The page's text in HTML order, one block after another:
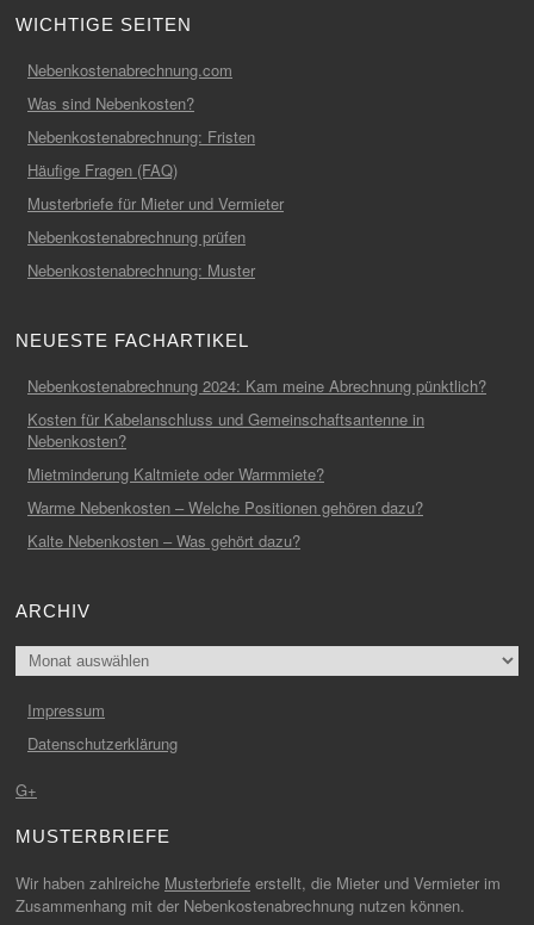
WICHTIGE SEITEN
Nebenkostenabrechnung.com
Was sind Nebenkosten?
Nebenkostenabrechnung: Fristen
Häufige Fragen (FAQ)
Musterbriefe für Mieter und Vermieter
Nebenkostenabrechnung prüfen
Nebenkostenabrechnung: Muster
NEUESTE FACHARTIKEL
Nebenkostenabrechnung 2024: Kam meine Abrechnung pünktlich?
Kosten für Kabelanschluss und Gemeinschaftsantenne in
Nebenkosten?
Mietminderung Kaltmiete oder Warmmiete?
Warme Nebenkosten – Welche Positionen gehören dazu?
Kalte Nebenkosten – Was gehört dazu?
ARCHIV
Archiv
Impressum
Datenschutzerklärung
G+
MUSTERBRIEFE
Wir haben zahlreiche Musterbriefe erstellt, die Mieter und Vermieter im
Zusammenhang mit der Nebenkostenabrechnung nutzen können.